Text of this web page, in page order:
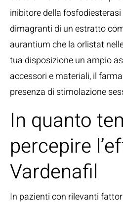
inibitore della
dimagranti di un estratto
aurantium che la orlistat
tua disposizione un ampio
accessori e materiali, il
presenza di stimolazione
In quanto
percepire
Vardenafil
In pazienti con rilevanti